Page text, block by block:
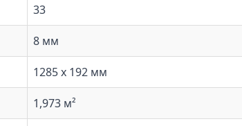
33
8 мм
1285 x 192 мм
1,973 м²